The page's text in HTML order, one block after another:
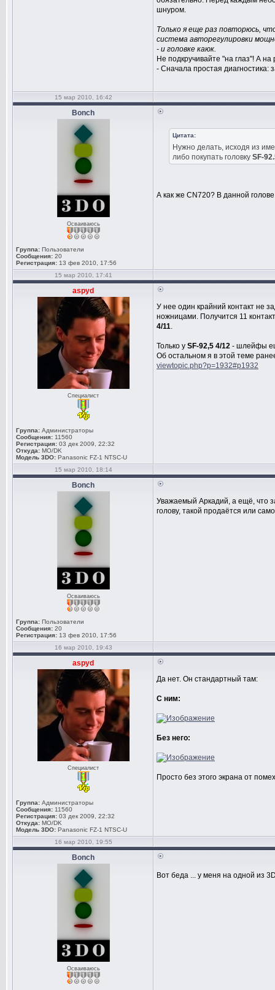
шнуром.
Только я еще раз повторюсь,
система авторегулировки
- и головке каюк.
Не подкручивайте "на глаз"! А
- Сначала простая диагностика:
15 мар 2010, 16:42
Bonch
Осваиваюсь
Группа: Пользователи
Сообщения: 20
Регистрация: 13 фев 2010, 17:56
Цитата:
Нужно делать, исходя из
либо покупать головку SF-
А как же CN720? В данной
15 мар 2010, 17:41
aspyd
Специалист
Группа: Администраторы
Сообщения: 11560
Регистрация: 03 дек 2009, 22:32
Откуда: MO/DK
Модель 3DO: Panasonic FZ-1 NTSC-U
У нее один крайний контакт не
ножницами. Получится 11
4/11.
Только у SF-92,5 4/12 - шлейфы
Об остальном я в этой теме
viewtopic.php?p=1932#p1932
15 мар 2010, 18:14
Bonch
Осваиваюсь
Группа: Пользователи
Сообщения: 20
Регистрация: 13 фев 2010, 17:56
Уважаемый Аркадий, а ещё, что
голову, такой продаётся или
16 мар 2010, 19:43
aspyd
Специалист
Группа: Администраторы
Сообщения: 11560
Регистрация: 03 дек 2009, 22:32
Откуда: MO/DK
Модель 3DO: Panasonic FZ-1 NTSC-U
Да нет. Он стандартный там:
С ним:
Без него:
Просто без этого экрана от
16 мар 2010, 19:55
Bonch
Осваиваюсь
Вот беда ... у меня на одной из